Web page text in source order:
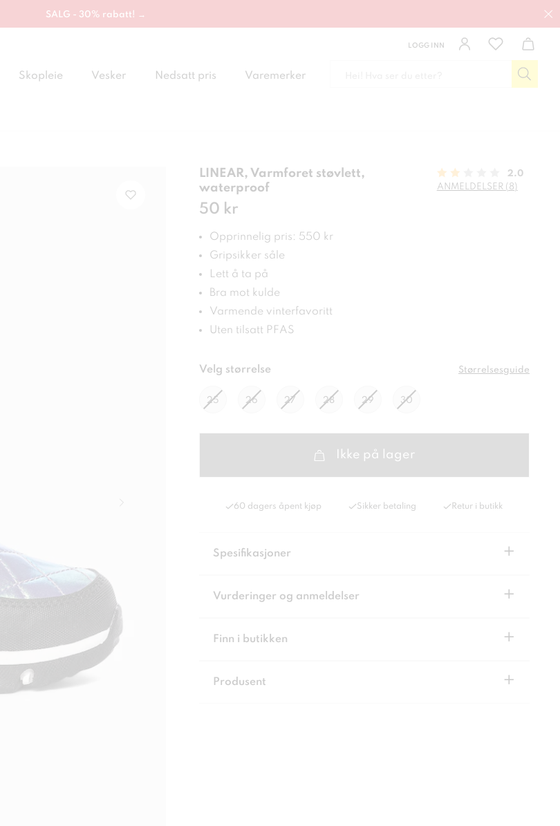
SALG - 30% rabatt! →
LOGG INN
Skopleie Vesker Nedsatt pris Varemerker
LINEAR, Varmforet støvlett,
waterproof
Pris :50 kr
50 kr
2.0
ANMELDELSER (8)
Opprinnelig pris: 550 kr
Gripsikker såle
Lett å ta på
Bra mot kulde
Varmende vinterfavoritt
Uten tilsatt PFAS
Velg størrelse Størrelsesguide
25 26 27 28 29 30
Ikke på lager
60 dagers åpent kjøp Sikker betaling Retur i butikk
Spesifikasjoner +
Vurderinger og anmeldelser +
Finn i butikken +
Produsent +